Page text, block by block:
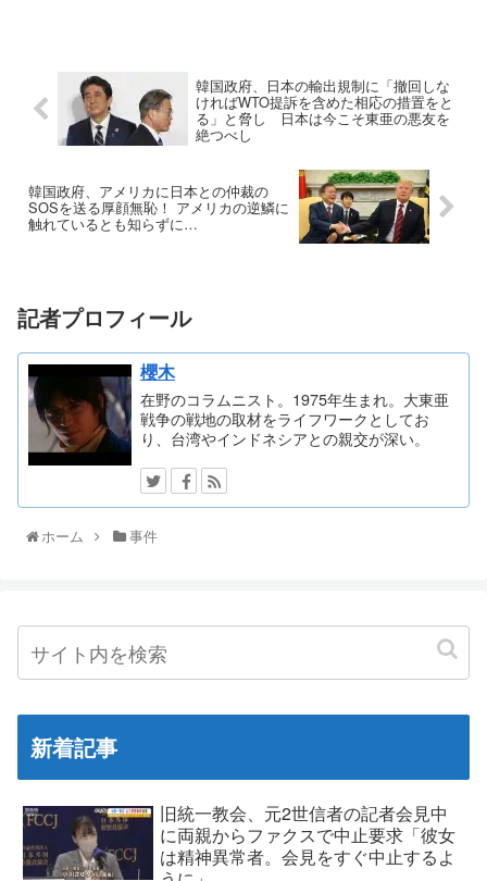
韓国政府、日本の輸出規制に「撤回しな
ければWTO提訴を含めた相応の措置をと
る」と脅し 日本は今こそ東亜の悪友を
絶つべし
韓国政府、アメリカに日本との仲裁の
SOSを送る厚顔無恥！ アメリカの逆鱗に
触れているとも知らずに…
記者プロフィール
櫻木
在野のコラムニスト。1975年生まれ。大東亜
戦争の戦地の取材をライフワークとしてお
り、台湾やインドネシアとの親交が深い。
ホーム 事件
新着記事
旧統一教会、元2世信者の記者会見中
に両親からファクスで中止要求「彼女
は精神異常者。会見をすぐ中止するよ